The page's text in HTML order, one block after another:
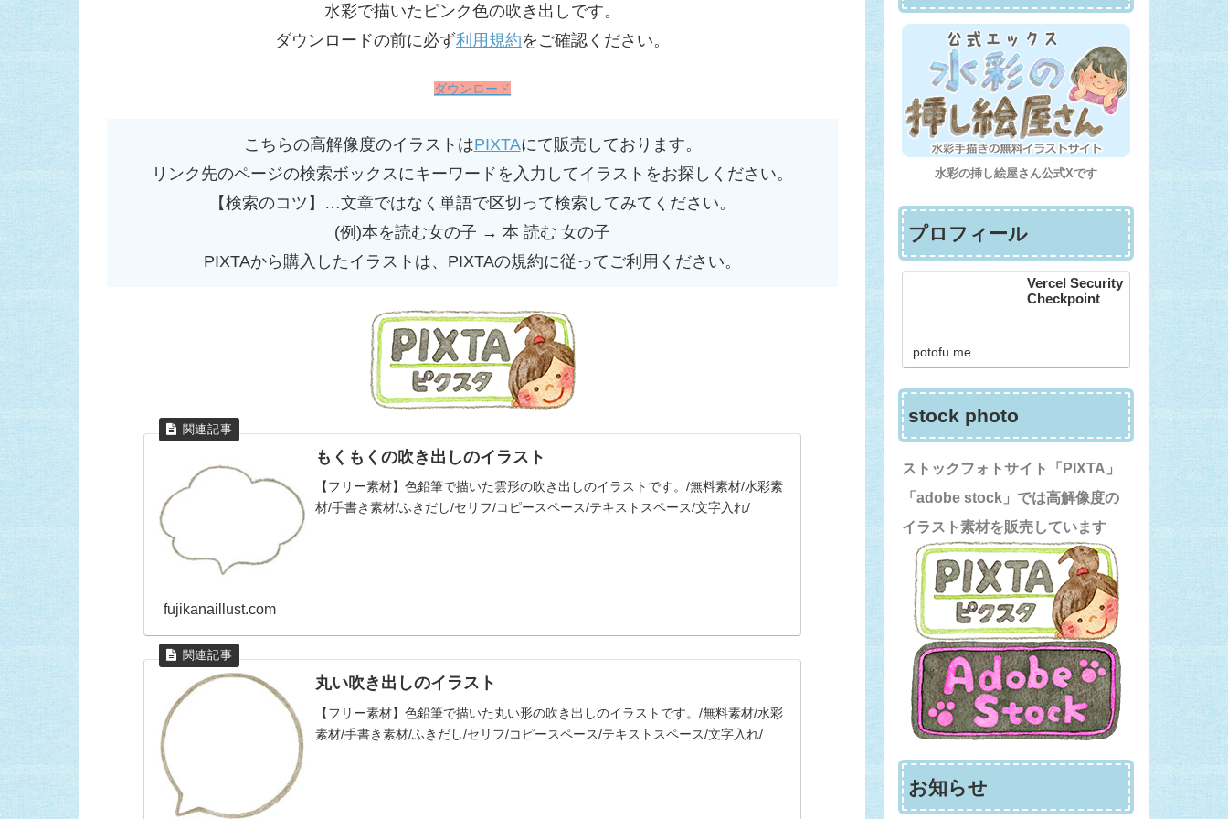
水彩で描いたピンク色の吹き出しです。
ダウンロードの前に必ず利用規約をご確認ください。
ダウンロード
こちらの高解像度のイラストはPIXTAにて販売しております。
リンク先のページの検索ボックスにキーワードを入力してイラストをお探しください。
【検索のコツ】…文章ではなく単語で区切って検索してみてください。
(例)本を読む女の子 → 本 読む 女の子
PIXTAから購入したイラストは、PIXTAの規約に従ってご利用ください。
もくもくの吹き出しのイラスト
【フリー素材】色鉛筆で描いた雲形の吹き出しのイラストです。/無料素材/水彩素
材/手書き素材/ふきだし/セリフ/コピースペース/テキストスペース/文字入れ/
fujikanaillust.com
丸い吹き出しのイラスト
【フリー素材】色鉛筆で描いた丸い形の吹き出しのイラストです。/無料素材/水彩
素材/手書き素材/ふきだし/セリフ/コピースペース/テキストスペース/文字入れ/
水彩の挿し絵屋さん公式Xです
プロフィール
Vercel Security
Checkpoint
potofu.me
stock photo
ストックフォトサイト「PIXTA」
「adobe stock」では高解像度の
イラスト素材を販売しています
お知らせ